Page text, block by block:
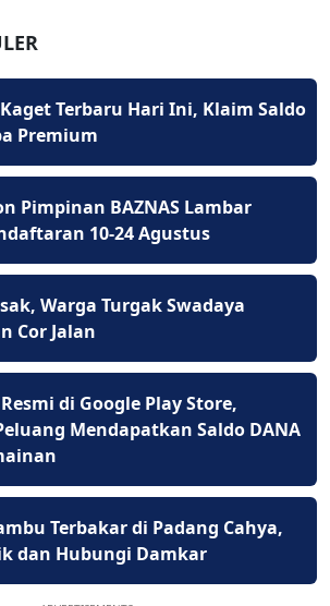
Terbaru Hari Ini, Klaim Saldo
Premium
Pimpinan BAZNAS Lambar
10-24 Agustus
Warga Turgak Swadaya
Cor Jalan
di Google Play Store,
Mendapatkan Saldo DANA
Terbakar di Padang Cahya,
dan Hubungi Damkar